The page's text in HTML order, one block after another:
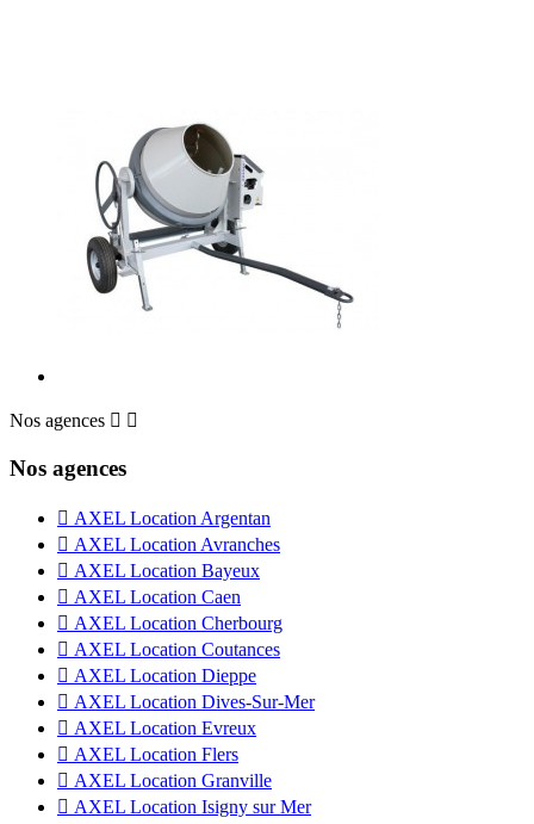
Nos agences  
Nos agences
 AXEL Location Argentan
 AXEL Location Avranches
 AXEL Location Bayeux
 AXEL Location Caen
 AXEL Location Cherbourg
 AXEL Location Coutances
 AXEL Location Dieppe
 AXEL Location Dives-Sur-Mer
 AXEL Location Evreux
 AXEL Location Flers
 AXEL Location Granville
 AXEL Location Isigny sur Mer